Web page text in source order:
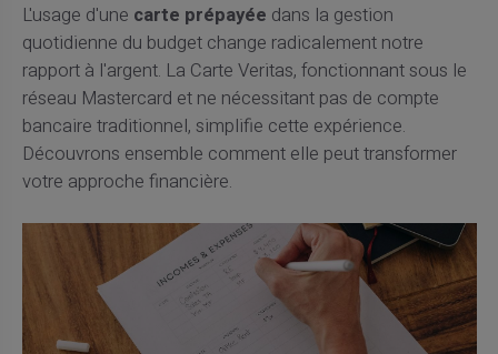
L'usage d'une carte prépayée dans la gestion
quotidienne du budget change radicalement notre
rapport à l'argent. La Carte Veritas, fonctionnant sous le
réseau Mastercard et ne nécessitant pas de compte
bancaire traditionnel, simplifie cette expérience.
Découvrons ensemble comment elle peut transformer
votre approche financière.